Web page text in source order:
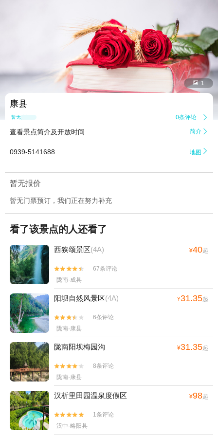
 1
康县
暂无点评 0条评论 
查看景点简介及开放时间 简介 
0939-5141688 地图 
暂无报价
暂无门票预订，我们正在努力补充
看了该景点的人还看了
西狭颂景区(4A) ¥40起


67条评论
陇南·成县
阳坝自然风景区(4A) ¥31.35起


6条评论
陇南·康县
陇南阳坝梅园沟 ¥31.35起


8条评论
陇南·康县
汉析里田园温泉度假区 ¥98起


1条评论
汉中·略阳县